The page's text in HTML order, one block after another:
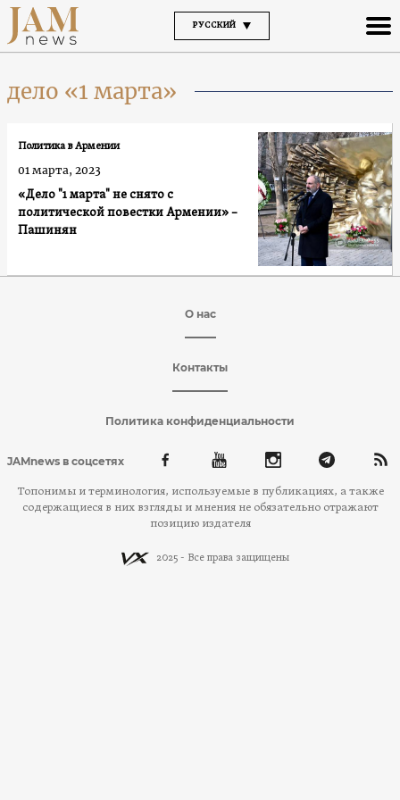
РУССКИЙ
дело «1 марта»
«Дело "1 марта" не снято с
политической повестки Армении» –
Пашинян
Политика в Армении
01 марта, 2023
О нас
Контакты
Политика конфиденциальности
JAMnews в соцсетях
Топонимы и терминология, используемые в публикациях, а также
содержащиеся в них взгляды и мнения не обязательно отражают
позицию издателя
2025 - Все права защищены